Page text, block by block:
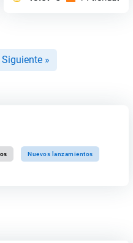
Siguiente »
Nuevos lanzamientos